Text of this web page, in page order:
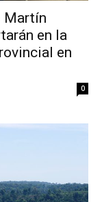
Martín
en la
en
0